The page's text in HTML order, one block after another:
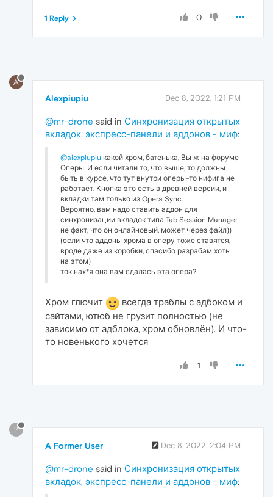
0
1 Reply
A
Alexpiupiu Dec 8, 2022, 1:21 PM
@mr-drone said in Синхронизация открытых
вкладок, экспресс-панели и аддонов - миф:
@alexpiupiu какой хром, батенька, Вы ж на форуме
Оперы. И если читали то, что выше, то должны
быть в курсе, что тут внутри оперы-то нифига не
работает. Кнопка это есть в древней версии, и
вкладки там только из Opera Sync.
Вероятно, вам надо ставить аддон для
синхронизации вкладок типа Tab Session Manager
не факт, что он онлайновый, может через файл))
(если что аддоны хрома в оперу тоже ставятся,
вроде даже из коробки, спасибо разрабам хоть
на этом)
ток нах*я она вам сдалась эта опера?
Хром глючит
всегда траблы с адбоком и
сайтами, ютюб не грузит полностью (не
зависимо от адблока, хром обновлён). И что-
то новенького хочется
1
?
A Former User Dec 8, 2022, 2:04 PM
@mr-drone said in Синхронизация открытых
вкладок, экспресс-панели и аддонов - миф: